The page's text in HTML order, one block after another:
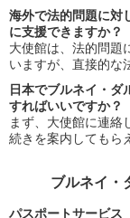
海外で法的問題に対
に支援できますか？
大使館は、法的問題
いますが、直接的な
日本でブルネイ・ダ
すればいいですか？
まず、大使館に連絡
続きを案内してもら
ブルネイ・
パスポートサービス